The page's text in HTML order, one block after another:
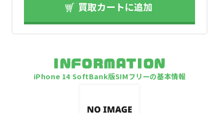
買取カートに追加
INFORMATION
iPhone 14 SoftBank版SIMフリーの基本情報